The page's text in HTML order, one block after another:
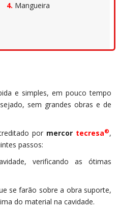
4. Mangueira
e simples, em pouco tempo
sem grandes obras e de
por mercor tecresa®,
passos:
verificando as ótimas
se farão sobre a obra suporte,
do material na cavidade.